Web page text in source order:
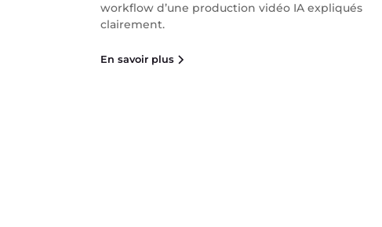
workflow d’une production vidéo IA expliqués
clairement.
En savoir plus